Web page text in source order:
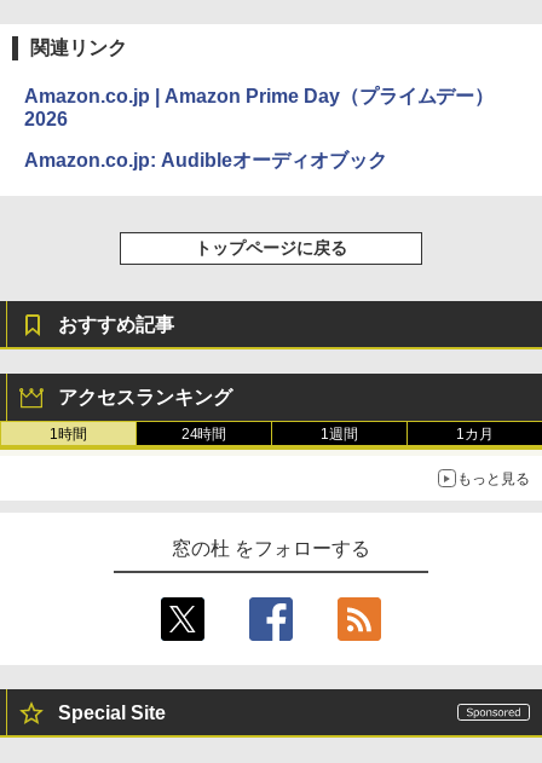
関連リンク
Amazon.co.jp | Amazon Prime Day（プライムデー）
2026
Amazon.co.jp: Audibleオーディオブック
トップページに戻る
おすすめ記事
アクセスランキング
1時間 24時間 1週間 1カ月
もっと見る
窓の杜 をフォローする
Special Site